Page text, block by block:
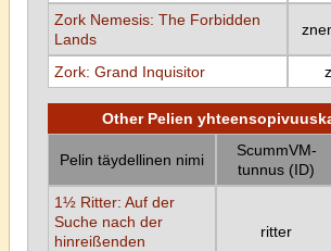
Zork Nemesis: The Forbidden
Lands
Zork: Grand Inquisitor
Other Pelien
Pelin täydellinen nimi
ScummVM-
tunnus (ID)
1½ Ritter: Auf der
Suche nach der
hinreißenden
ritter